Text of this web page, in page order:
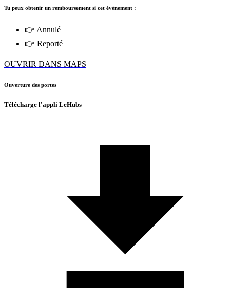
Tu peux obtenir un remboursement si cet événement :
👉 Annulé
👉 Reporté
OUVRIR DANS MAPS
Ouverture des portes
Télécharge l'appli LeHubs